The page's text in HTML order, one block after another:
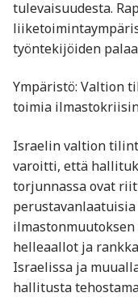
tulevaisuudesta.
työntekijöiden
Ympäristö: Valtion
toimia
Israelin valtion
varoitti, että
torjunnassa ovat
helleaallot ja
Israelissa ja
hallitusta